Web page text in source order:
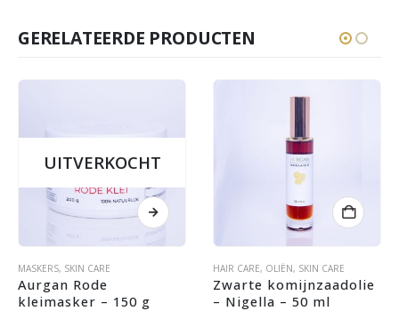
GERELATEERDE PRODUCTEN
HAIR CARE ,OLIËN,SKIN CARE
Zwarte komijnzaadolie
– Nigella – 50 ml
UITVERKOCHT
SKIN CARE
Aurgan Anti-Aging
Serum – 30 ml